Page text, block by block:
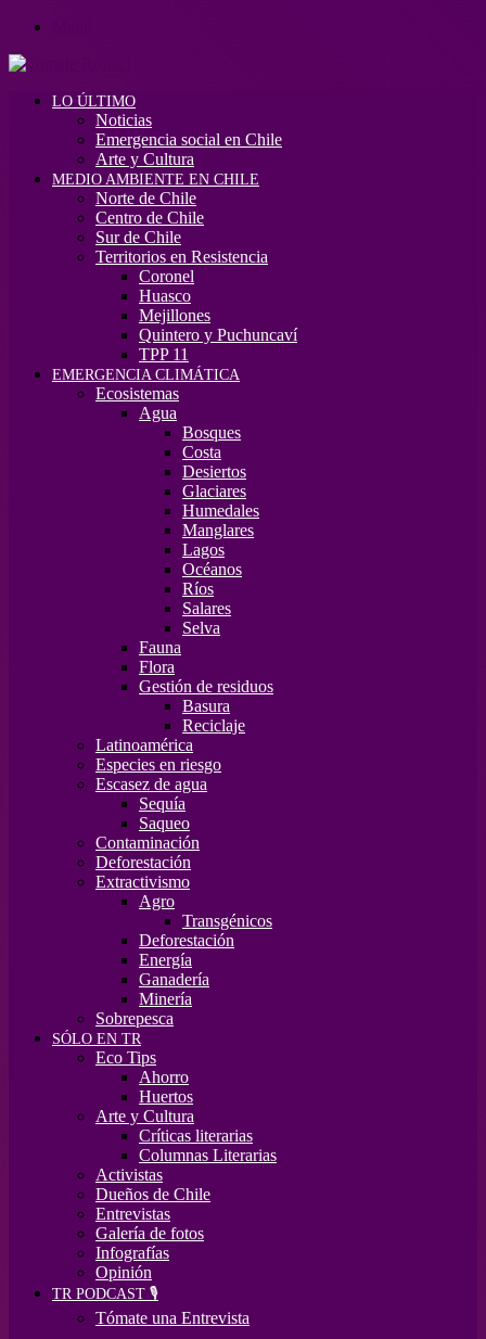
LO ÚLTIMO
Noticias
Emergencia social en Chile
Arte y Cultura
MEDIO AMBIENTE EN CHILE
Norte de Chile
Centro de Chile
Sur de Chile
Territorios en Resistencia
Coronel
Huasco
Mejillones
Quintero y Puchuncaví
TPP 11
EMERGENCIA CLIMÁTICA
Ecosistemas
Agua
Bosques
Costa
Desiertos
Glaciares
Humedales
Manglares
Lagos
Océanos
Ríos
Salares
Selva
Fauna
Flora
Gestión de residuos
Basura
Reciclaje
Latinoamérica
Especies en riesgo
Escasez de agua
Sequía
Saqueo
Contaminación
Deforestación
Extractivismo
Agro
Transgénicos
Deforestación
Energía
Ganadería
Minería
Sobrepesca
SÓLO EN TR
Eco Tips
Ahorro
Huertos
Arte y Cultura
Críticas literarias
Columnas Literarias
Activistas
Dueños de Chile
Entrevistas
Galería de fotos
Infografías
Opinión
TR PODCAST 🎙️
Tómate una Entrevista